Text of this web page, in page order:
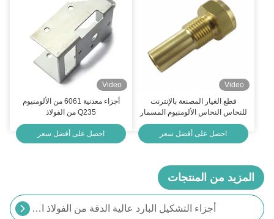
Video
قطع الغيار المصنعة بالإنترنت
للنحاس النحاس الألومنيوم المسمار
المسمار الفولاذ المقاوم للصدأ
احصل على أفضل سعر
Video
أجزاء معدنية 6061 من الألومنيوم
Q235 من الفولاذ
احصل على أفضل سعر
المزيد من المنتجات
أجزاء التشكيل البارد عالية الدقة من الفولاذ المقاوم للصدأ